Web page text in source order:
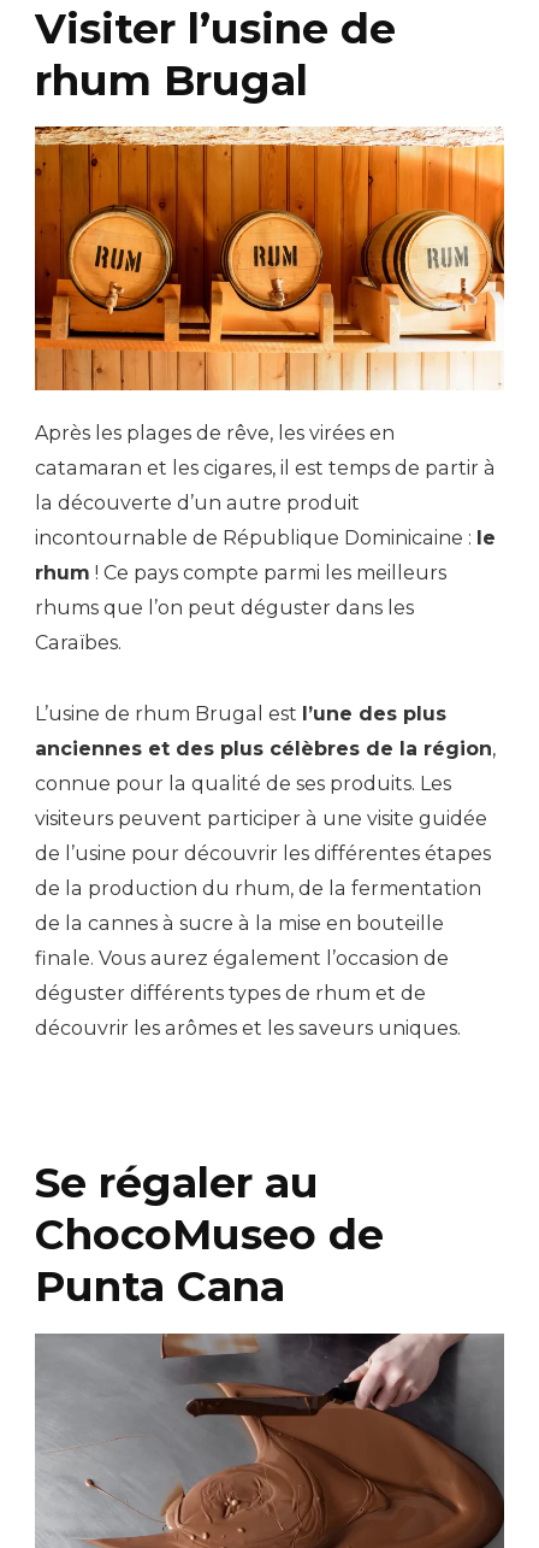
Visiter l’usine de
rhum Brugal
Après les plages de rêve, les virées en
catamaran et les cigares, il est temps de partir à
la découverte d’un autre produit
incontournable de République Dominicaine : le
rhum ! Ce pays compte parmi les meilleurs
rhums que l’on peut déguster dans les
Caraïbes.
L’usine de rhum Brugal est l’une des plus
anciennes et des plus célèbres de la région,
connue pour la qualité de ses produits. Les
visiteurs peuvent participer à une visite guidée
de l’usine pour découvrir les différentes étapes
de la production du rhum, de la fermentation
de la cannes à sucre à la mise en bouteille
finale. Vous aurez également l’occasion de
déguster différents types de rhum et de
découvrir les arômes et les saveurs uniques.
Se régaler au
ChocoMuseo de
Punta Cana